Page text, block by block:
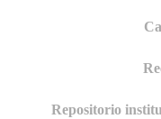
Repositorio